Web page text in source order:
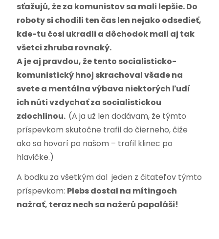
sťažujú, že za komunistov sa mali lepšie. Do
roboty si chodili ten čas len nejako odsedieť,
kde-tu čosi ukradli a dôchodok mali aj tak
všetci zhruba rovnaký.
A je aj pravdou, že tento socialisticko-
komunistický hnoj skrachoval všade na
svete a mentálna výbava niektorých ľudí
ich núti vzdychať za socialistickou
zdochlinou. (A ja už len dodávam, že týmto
príspevkom skutočne trafil do čierneho, čiže
ako sa hovorí po našom – trafil klinec po
hlavičke.)
A bodku za všetkým dal jeden z čitateľov týmto
príspevkom: Plebs dostal na mítingoch
nažrať, teraz nech sa nažerú papaláši!